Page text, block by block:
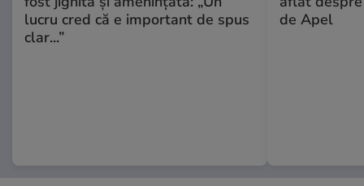
lucru cred că e important de spus
clar...”
de Apel